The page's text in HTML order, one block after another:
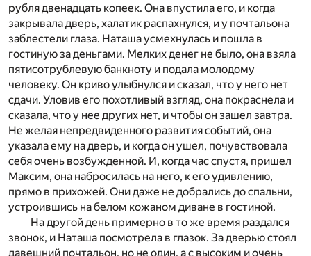
рубля двенадцать копеек. Она впустила его, и когда
закрывала дверь, халатик распахнулся, и у почтальона
заблестели глаза. Наташа усмехнулась и пошла в
гостиную за деньгами. Мелких денег не было, она взяла
пятисотрублевую банкноту и подала молодому
человеку. Он криво улыбнулся и сказал, что у него нет
сдачи. Уловив его похотливый взгляд, она покраснела и
сказала, что у нее других нет, и чтобы он зашел завтра.
Не желая непредвиденного развития событий, она
указала ему на дверь, и когда он ушел, почувствовала
себя очень возбужденной. И, когда час спустя, пришел
Максим, она набросилась на него, к его удивлению,
прямо в прихожей. Они даже не добрались до спальни,
устроившись на белом кожаном диване в гостиной.
На другой день примерно в то же время раздался
звонок, и Наташа посмотрела в глазок. За дверью стоял
давешний почтальон, но не один, а с высоким и очень